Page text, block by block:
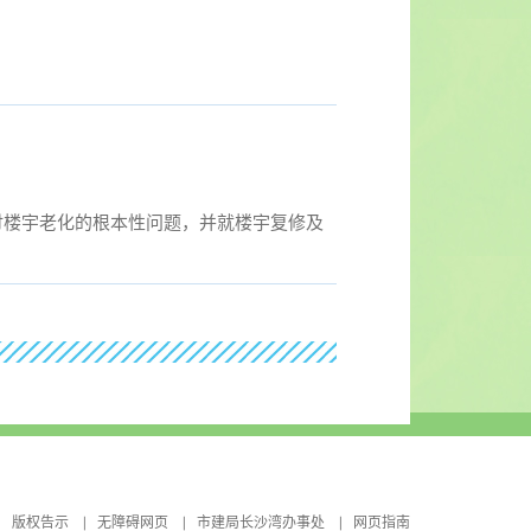
宇老化的根本性问题，并就楼宇复修及
版权告示 无障碍网页 市建局长沙湾办事处 网页指南